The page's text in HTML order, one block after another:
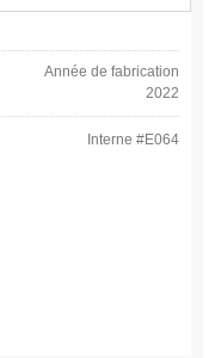
Année de fabrication
2022
Interne #E064